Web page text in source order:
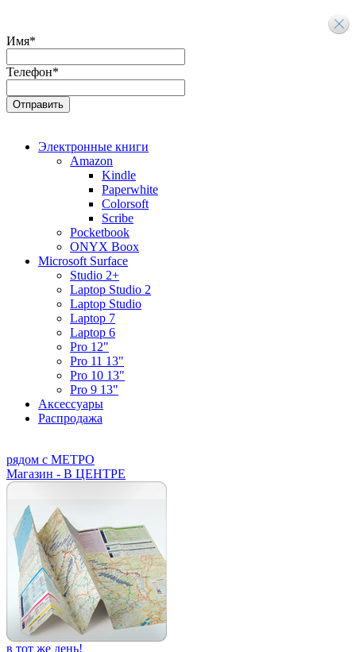
Имя*
Телефон*
Электронные книги
Amazon
Kindle
Paperwhite
Colorsoft
Scribe
Pocketbook
ONYX Boox
Microsoft Surface
Studio 2+
Laptop Studio 2
Laptop Studio
Laptop 7
Laptop 6
Pro 12"
Pro 11 13"
Pro 10 13"
Pro 9 13"
Аксессуары
Распродажа
рядом с МЕТРО
Магазин - В ЦЕНТРЕ
в тот же день!